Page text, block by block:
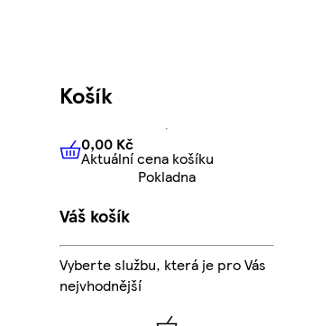
Košík
0,00 KčAktuální cena košíku
0,00 Kč
Aktuální cena košíku
Pokladna
Váš košík
Vyberte službu, která je pro Vás
nejvhodnější